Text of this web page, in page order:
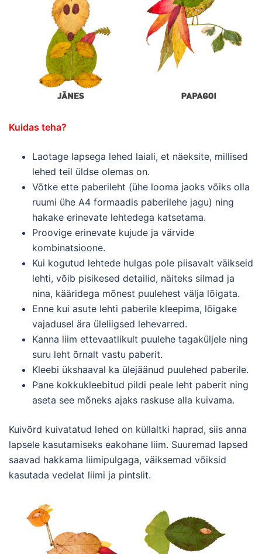
Kuidas teha?
Laotage lapsega lehed laiali, et näeksite, millised
lehed teil üldse olemas on.
Võtke ette paberileht (ühe looma jaoks võiks olla
ruumi ühe A4 formaadis paberilehe jagu) ning
hakake erinevate lehtedega katsetama.
Proovige erinevate kujude ja värvide
kombinatsioone.
Kui kogutud lehtede hulgas pole piisavalt väikseid
lehti, võib pisikesed detailid, näiteks silmad ja
nina, kääridega mõnest puulehest välja lõigata.
Enne kui asute lehti paberile kleepima, lõigake
vajadusel ära üleliigsed lehevarred.
Kanna liim ettevaatlikult puulehe tagaküljele ning
suru leht õrnalt vastu paberit.
Kleebi ükshaaval ka ülejäänud puulehed paberile.
Pane kokkukleebitud pildi peale leht paberit ning
aseta see mõneks ajaks raskuse alla kuivama.
Kuivõrd kuivatatud lehed on küllaltki haprad, siis anna
lapsele kasutamiseks eakohane liim. Suuremad lapsed
saavad hakkama liimipulgaga, väiksemad võiksid
kasutada vedelat liimi ja pintslit.